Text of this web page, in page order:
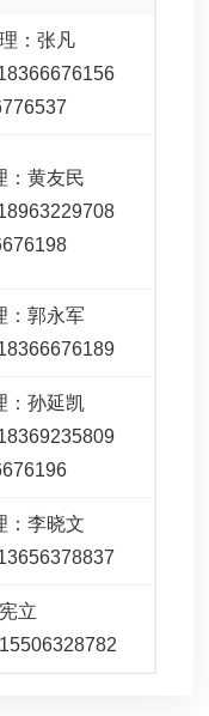
：张凡
：黄友民
：郭永军
：孙延凯
：李晓文
立